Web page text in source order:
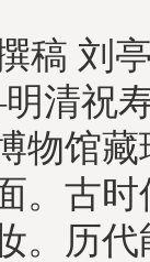
稿
清祝
物馆
。古
。历